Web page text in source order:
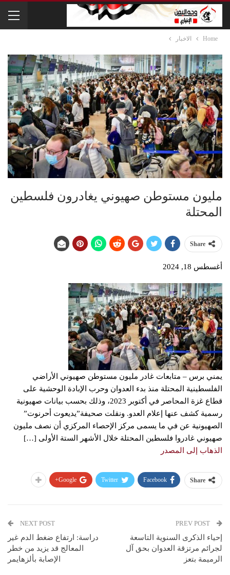
Home الاخبار
مليون مستوطن صهيوني يغادرون فلسطين
المحتلة
Share
أغسطس 18, 2024
يمني برس – متابعات غادر مليون مستوطن صهيوني الأراضي
الفلسطينية المحتلة منذ بدء العدوان وحرب الإبادة الوحشية على
قطاع غزة المحاصر في أكتوبر 2023، وذلك بحسب بيانات صهيونية
رسمية كشف عنها إعلام العدو. ونقلت صحيفة”يديعوت أحرنوت”
الصهيونية عن في ما يسمى مركز الإحصاء المركزي أن نصف مليون
صهيوني غادروا فلسطين المحتلة خلال الأشهر الستة الأولى […]
الذهاب إلى المصدر
Share
Facebook
Twitter
Google+
إحياء الذكرى السنوية التاسعة
لجرائم مرتزقة العدوان بحق آل
الرميمة بتعز
NEXT POST
دراسة: ارتفاع ضغط الدم غير
المعالج قد يزيد من خطر
الإصابة بألزهايمر